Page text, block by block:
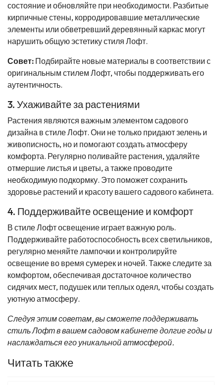
состояние и обновляйте при необходимости. Разбитые
кирпичные стены, корродировавшие металлические
элементы или обветревший деревянный каркас могут
нарушить общую эстетику стиля Лофт.
Совет: Подбирайте новые материалы в соответствии с
оригинальным стилем Лофт, чтобы поддерживать его
аутентичность.
3. Ухаживайте за растениями
Растения являются важным элементом садового
дизайна в стиле Лофт. Они не только придают зелень и
живописность, но и помогают создать атмосферу
комфорта. Регулярно поливайте растения, удаляйте
отмершие листья и цветы, а также проводите
необходимую подкормку. Это поможет сохранить
здоровье растений и красоту вашего садового кабинета.
4. Поддерживайте освещение и комфорт
В стиле Лофт освещение играет важную роль.
Поддерживайте работоспособность всех светильников,
регулярно меняйте лампочки и контролируйте
освещение во время сумерек и ночей. Также следите за
комфортом, обеспечивая достаточное количество
сидячих мест, подушек или теплых одеял, чтобы создать
уютную атмосферу.
Следуя этим советам, вы сможете поддерживать
стиль Лофт в вашем садовом кабинете долгие годы и
наслаждаться его уникальной атмосферой.
Читать также